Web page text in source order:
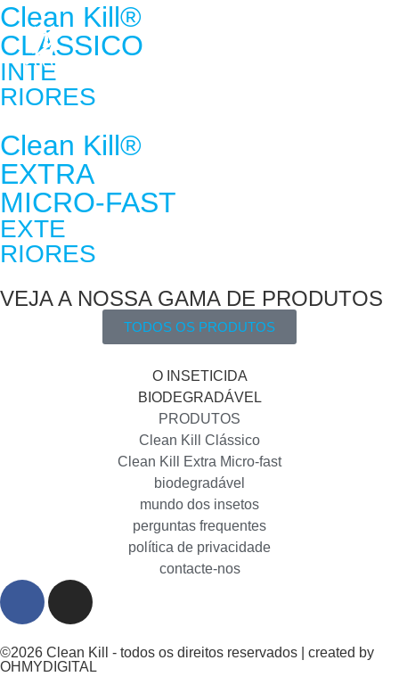
Clean Kill®
CLÁSSICO
INTE
RIORES
Clean Kill®
EXTRA
MICRO-FAST
EXTE
RIORES
VEJA A NOSSA GAMA DE PRODUTOS
TODOS OS PRODUTOS
O INSETICIDA
BIODEGRADÁVEL
PRODUTOS
Clean Kill Clássico
Clean Kill Extra Micro-fast
biodegradável
mundo dos insetos
perguntas frequentes
política de privacidade
contacte-nos
©2026 Clean Kill - todos os direitos reservados | created by
OHMYDIGITAL